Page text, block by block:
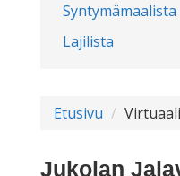
Syntymämaalista
Lajilista
Etusivu
Jukolan